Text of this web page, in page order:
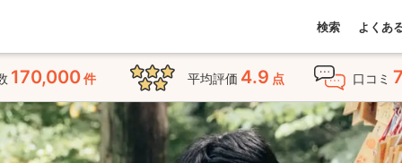
検索 よくあ
170,000件 平均評価 4.9 点 口コミ